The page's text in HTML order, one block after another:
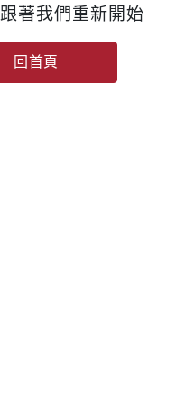
著我們重新開始
回首頁